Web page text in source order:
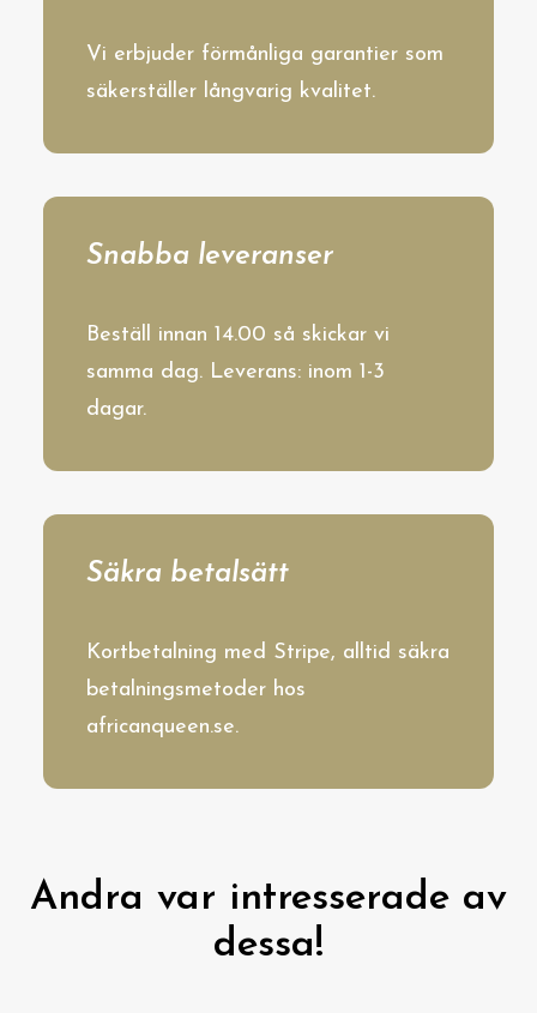
Vi erbjuder förmånliga garantier som
säkerställer långvarig kvalitet.
Snabba leveranser
Beställ innan 14.00 så skickar vi
samma dag. Leverans: inom 1-3
dagar.
Säkra betalsätt
Kortbetalning med Stripe, alltid säkra
betalningsmetoder hos
africanqueen.se.
Andra var intresserade av
dessa!